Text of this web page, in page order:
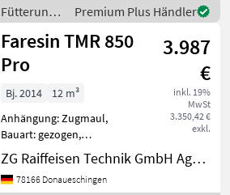
Stützfuß, Wiegeeinrichtung
Marke: Faresin M
Fütterungstechnik
/ Faresin
Premium Plus Händler
Faresin TMR 850
Pro
3.987
€
inkl. 19%
MwSt
3.350,42 €
exkl.
Bj. 2014
12 m³
Anhängung: Zugmaul,
Bauart: gezogen,
Entnahmefräse,
Futteraustrag: beidseitig,
Misch-Anordnung: vertikal,
ZG Raiffeisen Technik GmbH Agrartechnik Donaueschingen
78166 Donaueschingen